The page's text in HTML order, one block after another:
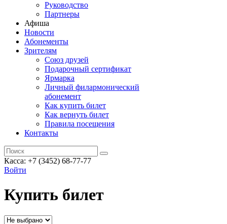
Руководство
Партнеры
Афиша
Новости
Абонементы
Зрителям
Союз друзей
Подарочный сертификат
Ярмарка
Личный филармонический
абонемент
Как купить билет
Как вернуть билет
Правила посещения
Контакты
Касса: +7 (3452) 68-77-77
Войти
Купить билет